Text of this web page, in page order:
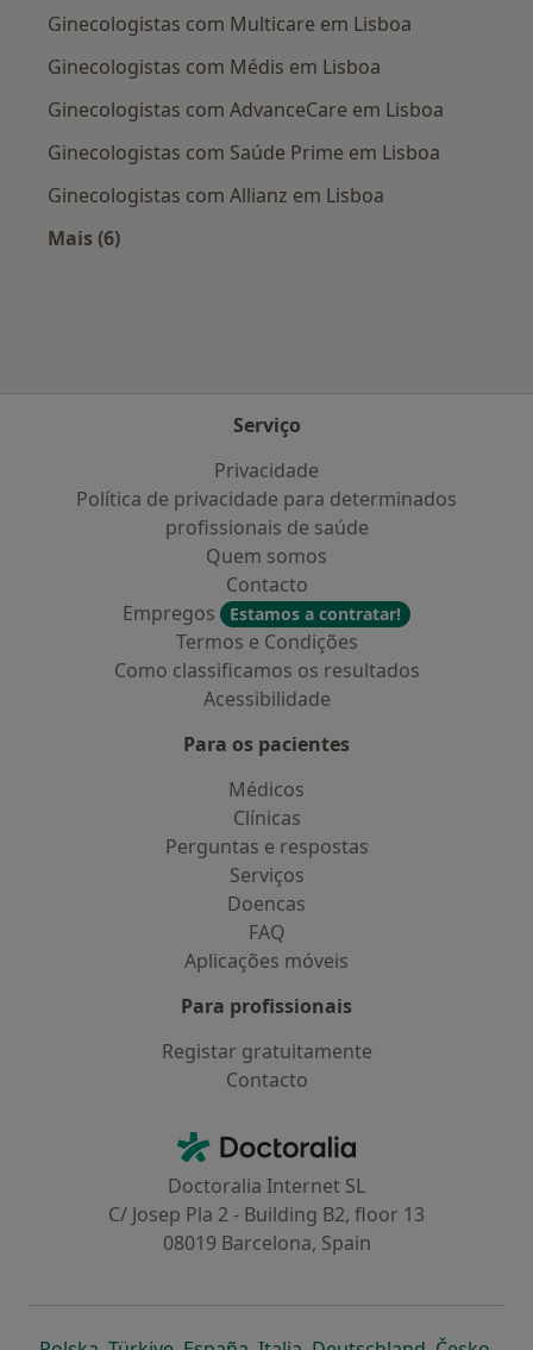
Ginecologistas com Multicare em Lisboa
Ginecologistas com Médis em Lisboa
Ginecologistas com AdvanceCare em Lisboa
Ginecologistas com Saúde Prime em Lisboa
Ginecologistas com Allianz em Lisboa
Mais (6)
Serviço
Privacidade
Política de privacidade para determinados
profissionais de saúde
Quem somos
Contacto
Empregos
Estamos a contratar!
Termos e Condições
Como classificamos os resultados
Acessibilidade
Para os pacientes
Médicos
Clínicas
Perguntas e respostas
Serviços
Doencas
FAQ
Aplicações móveis
Para profissionais
Registar gratuitamente
Contacto
Doctoralia - Homepage
Doctoralia Internet SL
C/ Josep Pla 2 - Building B2, floor 13
08019 Barcelona, Spain